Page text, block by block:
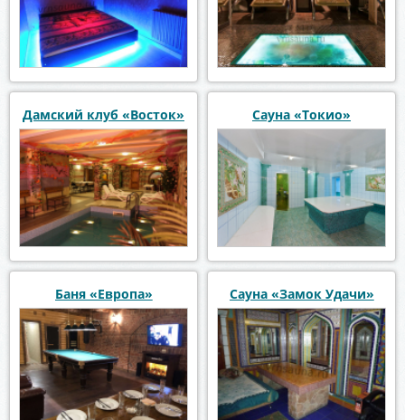
Дамский клуб «Восток» Сауна «Токио»
Баня «Европа» Сауна «Замок Удачи»